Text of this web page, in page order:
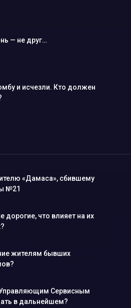
— не друг…
и исчезли. Кто должен
«Дамаса», сбившему
№21
дорогие, что влияет на их
жителям бывших
Сервисным
в дальнейшем?